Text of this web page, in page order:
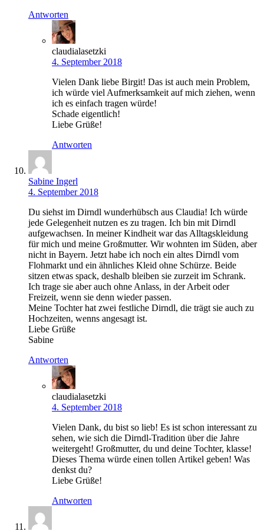
Antworten
claudialasetzki
4. September 2018
Vielen Dank liebe Birgit! Das ist auch mein Problem,
ich würde viel Aufmerksamkeit auf mich ziehen, wenn
ich es einfach tragen würde!
Schade eigentlich!
Liebe Grüße!
Antworten
Sabine Ingerl
4. September 2018
Du siehst im Dirndl wunderhübsch aus Claudia! Ich würde
jede Gelegenheit nutzen es zu tragen. Ich bin mit Dirndl
aufgewachsen. In meiner Kindheit war das Alltagskleidung
für mich und meine Großmutter. Wir wohnten im Süden, aber
nicht in Bayern. Jetzt habe ich noch ein altes Dirndl vom
Flohmarkt und ein ähnliches Kleid ohne Schürze. Beide
sitzen etwas spack, deshalb bleiben sie zurzeit im Schrank.
Ich trage sie aber auch ohne Anlass, in der Arbeit oder
Freizeit, wenn sie denn wieder passen.
Meine Tochter hat zwei festliche Dirndl, die trägt sie auch zu
Hochzeiten, wenns angesagt ist.
Liebe Grüße
Sabine
Antworten
claudialasetzki
4. September 2018
Vielen Dank, du bist so lieb! Es ist schon interessant zu
sehen, wie sich die Dirndl-Tradition über die Jahre
weitergeht! Großmutter, du und deine Tochter, klasse!
Dieses Thema würde einen tollen Artikel geben! Was
denkst du?
Liebe Grüße!
Antworten